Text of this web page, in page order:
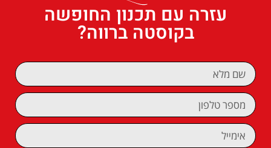
עזרה עם תכנון החופשה
בקוסטה ברווה?